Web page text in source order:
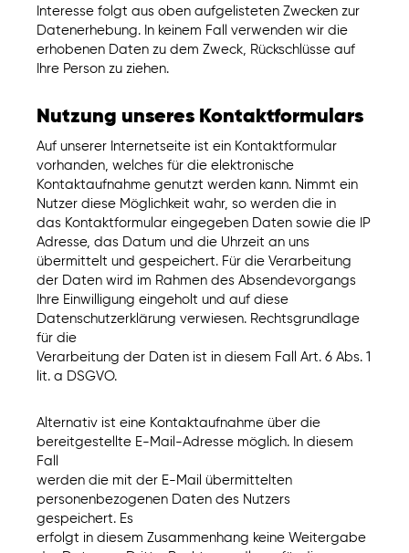
Interesse folgt aus oben aufgelisteten Zwecken zur
Datenerhebung. In keinem Fall verwenden wir die
erhobenen Daten zu dem Zweck, Rückschlüsse auf
Ihre Person zu ziehen.
Nutzung unseres Kontaktformulars
Auf unserer Internetseite ist ein Kontaktformular
vorhanden, welches für die elektronische
Kontaktaufnahme genutzt werden kann. Nimmt ein
Nutzer diese Möglichkeit wahr, so werden die in
das Kontaktformular eingegeben Daten sowie die IP
Adresse, das Datum und die Uhrzeit an uns
übermittelt und gespeichert. Für die Verarbeitung
der Daten wird im Rahmen des Absendevorgangs
Ihre Einwilligung eingeholt und auf diese
Datenschutzerklärung verwiesen. Rechtsgrundlage
für die
Verarbeitung der Daten ist in diesem Fall Art. 6 Abs. 1
lit. a DSGVO.
Alternativ ist eine Kontaktaufnahme über die
bereitgestellte E-Mail-Adresse möglich. In diesem
Fall
werden die mit der E-Mail übermittelten
personenbezogenen Daten des Nutzers
gespeichert. Es
erfolgt in diesem Zusammenhang keine Weitergabe